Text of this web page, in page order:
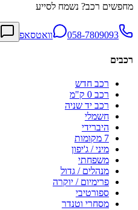
מחפשים רכב? נשמח לסייע
058-7809093 וואטסאפ
רכבים
רכב חדש
רכב 0 ק"מ
רכב יד שניה
חשמלי
היברידי
7 מקומות
מיני / ג'יפון
משפחתי
מנהלים / גדול
פרימיום / יוקרה
ספורטיבי
מסחרי וטנדר